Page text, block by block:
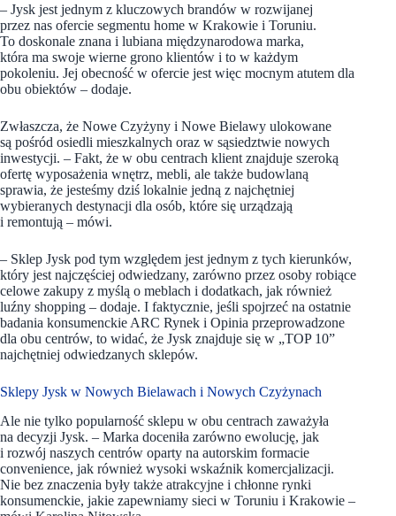
– Jysk jest jednym z kluczowych brandów w rozwijanej
przez nas ofercie segmentu home w Krakowie i Toruniu.
To doskonale znana i lubiana międzynarodowa marka,
która ma swoje wierne grono klientów i to w każdym
pokoleniu. Jej obecność w ofercie jest więc mocnym atutem dla
obu obiektów – dodaje.
Zwłaszcza, że Nowe Czyżyny i Nowe Bielawy ulokowane
są pośród osiedli mieszkalnych oraz w sąsiedztwie nowych
inwestycji. – Fakt, że w obu centrach klient znajduje szeroką
ofertę wyposażenia wnętrz, mebli, ale także budowlaną
sprawia, że jesteśmy dziś lokalnie jedną z najchętniej
wybieranych destynacji dla osób, które się urządzają
i remontują – mówi.
– Sklep Jysk pod tym względem jest jednym z tych kierunków,
który jest najczęściej odwiedzany, zarówno przez osoby robiące
celowe zakupy z myślą o meblach i dodatkach, jak również
luźny shopping – dodaje. I faktycznie, jeśli spojrzeć na ostatnie
badania konsumenckie ARC Rynek i Opinia przeprowadzone
dla obu centrów, to widać, że Jysk znajduje się w „TOP 10”
najchętniej odwiedzanych sklepów.
Sklepy Jysk w Nowych Bielawach i Nowych Czyżynach
Ale nie tylko popularność sklepu w obu centrach zaważyła
na decyzji Jysk. – Marka doceniła zarówno ewolucję, jak
i rozwój naszych centrów oparty na autorskim formacie
convenience, jak również wysoki wskaźnik komercjalizacji.
Nie bez znaczenia były także atrakcyjne i chłonne rynki
konsumenckie, jakie zapewniamy sieci w Toruniu i Krakowie –